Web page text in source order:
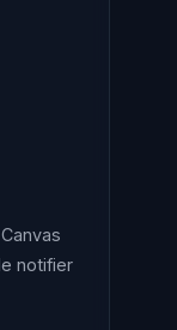
notifier